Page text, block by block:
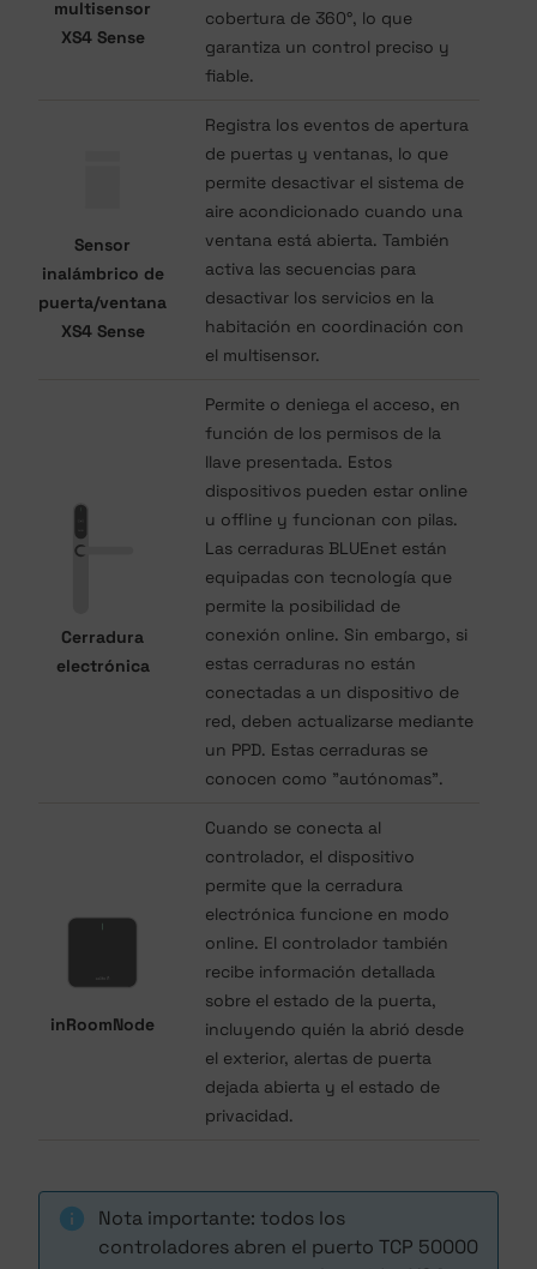
multisensor
XS4 Sense
cobertura de 360°, lo que
garantiza un control preciso y
fiable.
Sensor
inalámbrico de
puerta/ventana
XS4 Sense
Registra los eventos de apertura
de puertas y ventanas, lo que
permite desactivar el sistema de
aire acondicionado cuando una
ventana está abierta. También
activa las secuencias para
desactivar los servicios en la
habitación en coordinación con
el multisensor.
Cerradura
electrónica
Permite o deniega el acceso, en
función de los permisos de la
llave presentada. Estos
dispositivos pueden estar online
u offline y funcionan con pilas.
Las cerraduras BLUEnet están
equipadas con tecnología que
permite la posibilidad de
conexión online. Sin embargo, si
estas cerraduras no están
conectadas a un dispositivo de
red, deben actualizarse mediante
un PPD. Estas cerraduras se
conocen como "autónomas".
inRoomNode
Cuando se conecta al
controlador, el dispositivo
permite que la cerradura
electrónica funcione en modo
online. El controlador también
recibe información detallada
sobre el estado de la puerta,
incluyendo quién la abrió desde
el exterior, alertas de puerta
dejada abierta y el estado de
privacidad.
Nota importante: todos los
controladores abren el puerto TCP 50000